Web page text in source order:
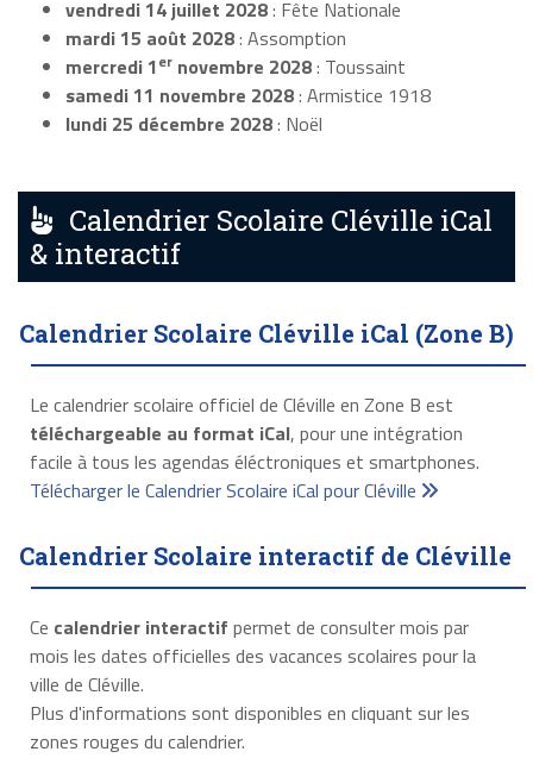
vendredi 14 juillet 2028: Fête Nationale
mardi 15 août 2028: Assomption
mercredi 1er novembre 2028: Toussaint
samedi 11 novembre 2028: Armistice 1918
lundi 25 décembre 2028: Noël
Calendrier Scolaire Cléville iCal
& interactif
Calendrier Scolaire Cléville iCal (Zone B)
Le calendrier scolaire officiel de Cléville en Zone B est
téléchargeable au format iCal, pour une intégration
facile à tous les agendas éléctroniques et smartphones.
Télécharger le Calendrier Scolaire iCal pour Cléville
Calendrier Scolaire interactif de Cléville
Ce calendrier interactif permet de consulter mois par
mois les dates officielles des vacances scolaires pour la
ville de Cléville.
Plus d'informations sont disponibles en cliquant sur les
zones rouges du calendrier.